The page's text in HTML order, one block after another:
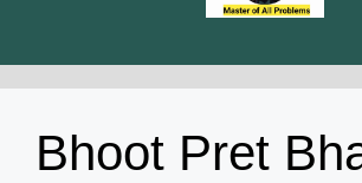
Bhoot Pret